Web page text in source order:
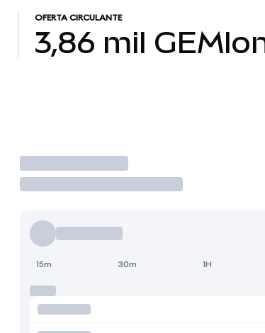
OFERTA CIRCULANTE
3,86 mil
Operar
15m 30m 1H